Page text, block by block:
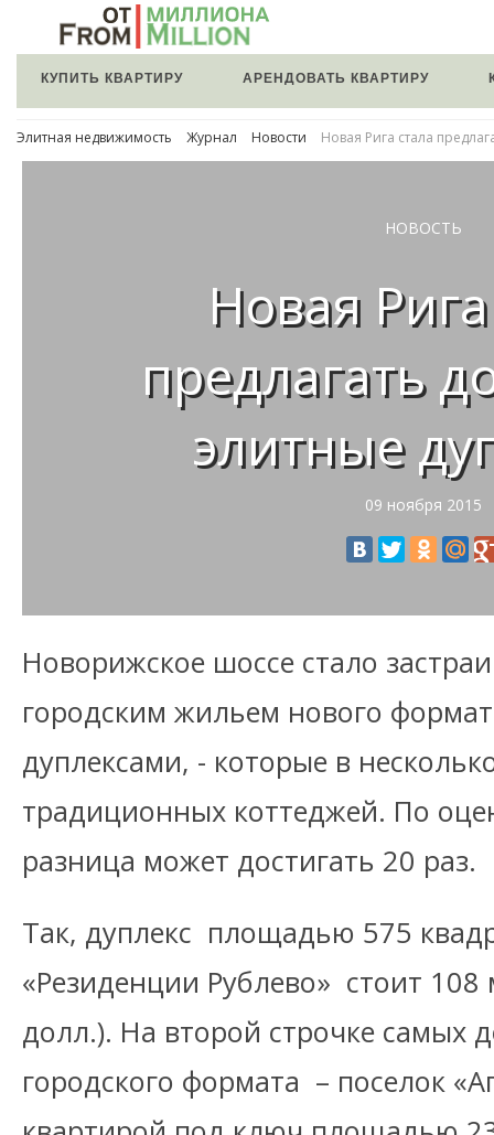
КУПИТЬ КВАРТИРУ АРЕНДОВАТЬ КВАРТИРУ
Элитная недвижимость Журнал Новости Новая Рига стала
НОВОСТЬ
Новая
предлагать
элитные
09 ноября 2015
Новорижское шоссе стало
городским жильем нового
дуплексами, - которые в
традиционных коттеджей. По
разница может достигать 20 раз.
Так, дуплекс площадью 575
«Резиденции Рублево» стоит
долл.). На второй строчке самых
городского формата – поселок